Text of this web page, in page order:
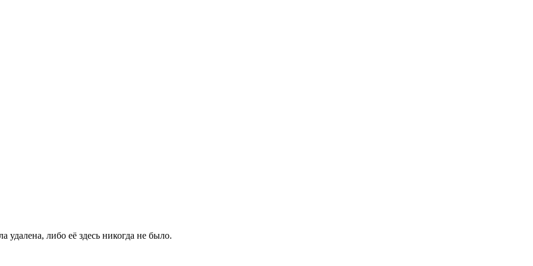
либо её здесь никогда не было.